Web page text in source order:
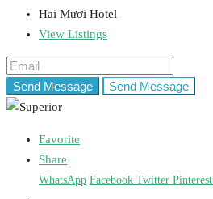
Hai Mươi Hotel
View Listings
Send Message Send Message
Favorite
Share
WhatsApp Facebook Twitter Pinterest